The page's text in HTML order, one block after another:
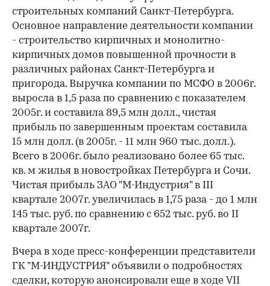
строительных компаний Санкт-Петербурга.
Основное направление деятельности компании
- строительство кирпичных и монолитно-
кирпичных домов повышенной прочности в
различных районах Санкт-Петербурга и
пригорода. Выручка компании по МСФО в 2006г.
выросла в 1,5 раза по сравнению с показателем
2005г. и составила 89,5 млн долл., чистая
прибыль по завершенным проектам составила
15 млн долл. (в 2005г. - 11 млн 960 тыс. долл.).
Всего в 2006г. было реализовано более 65 тыс.
кв. м жилья в новостройках Петербурга и Сочи.
Чистая прибыль ЗАО "М-Индустрия" в III
квартале 2007г. увеличилась в 1,75 раза - до 1 млн
145 тыс. руб. по сравнению с 652 тыс. руб. во II
квартале 2007г.
Вчера в ходе пресс-конференции представители
ГК "М-ИНДУСТРИЯ" объявили о подробностях
сделки, которую анонсировали еще в ходе VII